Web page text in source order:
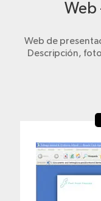
Web
Web de
Descripción,